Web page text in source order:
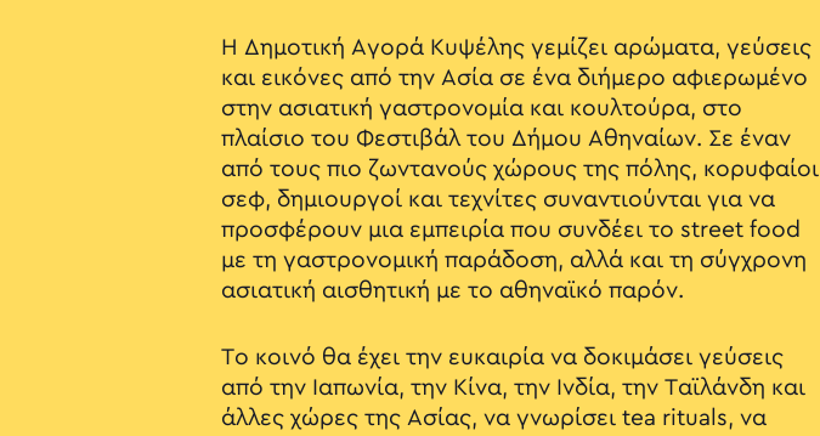
Η Δημοτική Αγορά Κυψέλης γεμίζει αρώματα, γεύσεις
και εικόνες από την Ασία σε ένα διήμερο αφιερωμένο
στην ασιατική γαστρονομία και κουλτούρα, στο
πλαίσιο του Φεστιβάλ του Δήμου Αθηναίων. Σε έναν
από τους πιο ζωντανούς χώρους της πόλης, κορυφαίοι
σεφ, δημιουργοί και τεχνίτες συναντιούνται για να
προσφέρουν μια εμπειρία που συνδέει το street food
με τη γαστρονομική παράδοση, αλλά και τη σύγχρονη
ασιατική αισθητική με το αθηναϊκό παρόν.
Το κοινό θα έχει την ευκαιρία να δοκιμάσει γεύσεις
από την Ιαπωνία, την Κίνα, την Ινδία, την Ταϊλάνδη και
άλλες χώρες της Ασίας, να γνωρίσει tea rituals, να